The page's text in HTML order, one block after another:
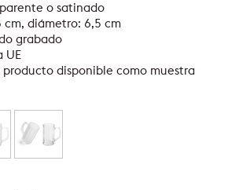
o satinado
cm, diámetro: 6,5 cm
grabado
UE
producto disponible como muestra